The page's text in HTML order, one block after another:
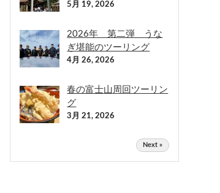
5月 19, 2026
2026年 第二弾 うな
ぎ堪能のツーリング
4月 26, 2026
春の富士山周回ツーリン
グ
3月 21, 2026
Next »